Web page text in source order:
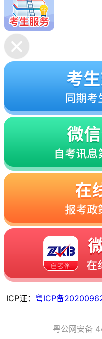
ICP证： 粤ICP备
粤公网安备